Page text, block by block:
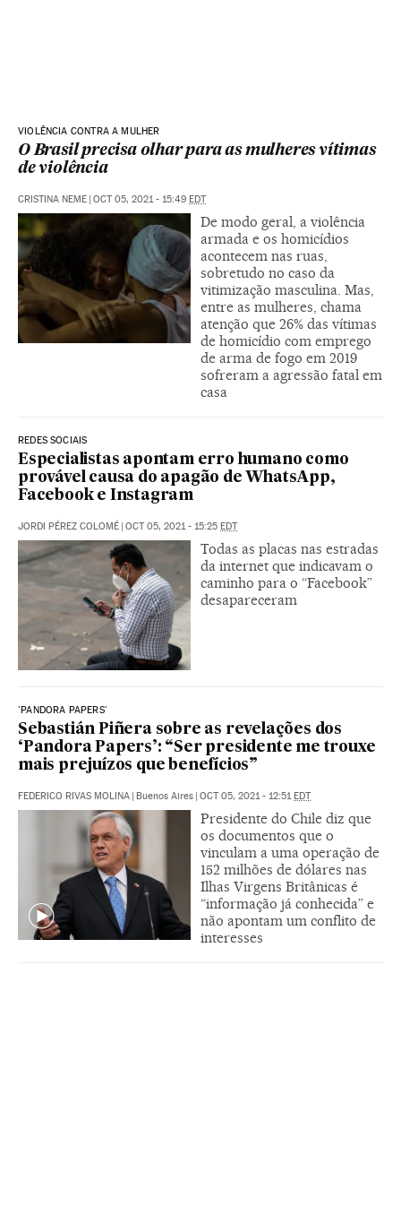
VIOLÊNCIA CONTRA A MULHER
O Brasil precisa olhar para as mulheres vítimas
de violência
CRISTINA NEME OCT 05, 2021 - 15:49 EDT
De modo geral, a violência
armada e os homicídios
acontecem nas ruas,
sobretudo no caso da
vitimização masculina. Mas,
entre as mulheres, chama
atenção que 26% das vítimas
de homicídio com emprego
de arma de fogo em 2019
sofreram a agressão fatal em
casa
REDES SOCIAIS
Especialistas apontam erro humano como
provável causa do apagão de WhatsApp,
Facebook e Instagram
JORDI PÉREZ COLOMÉ OCT 05, 2021 - 15:25 EDT
Todas as placas nas estradas
da internet que indicavam o
caminho para o “Facebook”
desapareceram
'PANDORA PAPERS'
Sebastián Piñera sobre as revelações dos
‘Pandora Papers’: “Ser presidente me trouxe
mais prejuízos que benefícios”
FEDERICO RIVAS MOLINA | Buenos Aires | OCT 05, 2021 - 12:51EDT
Presidente do Chile diz que
os documentos que o
vinculam a uma operação de
152 milhões de dólares nas
Ilhas Virgens Britânicas é
“informação já conhecida” e
não apontam um conflito de
interesses